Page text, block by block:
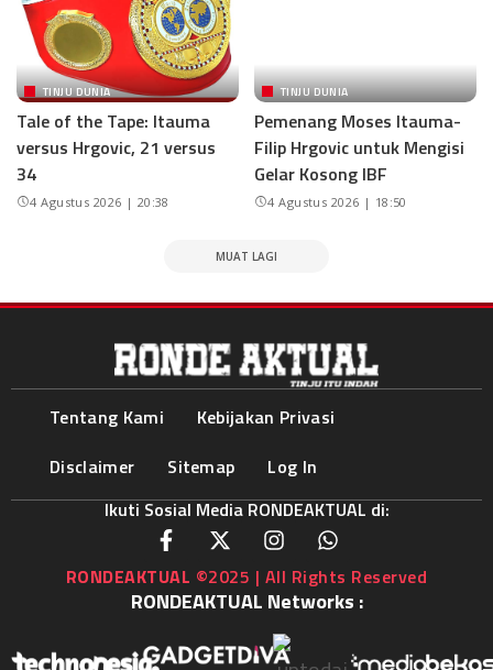
TINJU DUNIA
Tale of the Tape: Itauma
versus Hrgovic, 21 versus
34
4 Agustus 2026 | 20:38
TINJU DUNIA
Pemenang Moses Itauma-
Filip Hrgovic untuk Mengisi
Gelar Kosong IBF
4 Agustus 2026 | 18:50
MUAT LAGI
Tentang Kami
Kebijakan Privasi
Disclaimer
Sitemap
Log In
Ikuti Sosial Media RONDEAKTUAL di:
RONDEAKTUAL ©2025 | All Rights Reserved
RONDEAKTUAL Networks :